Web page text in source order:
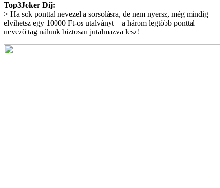
Top3Joker Díj:
> Ha sok ponttal nevezel a sorsolásra, de nem nyersz, még mindig
elvihetsz egy 10000 Ft-os utalványt – a három legtöbb ponttal
nevező tag nálunk biztosan jutalmazva lesz!